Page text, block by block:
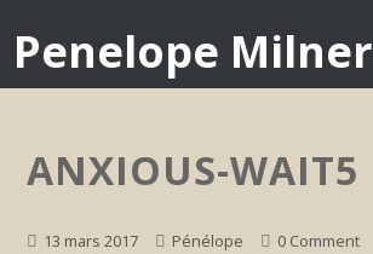
Penelope Milner
ANXIOUS-WAIT5
13 mars 2017 Pénélope 0 Comment